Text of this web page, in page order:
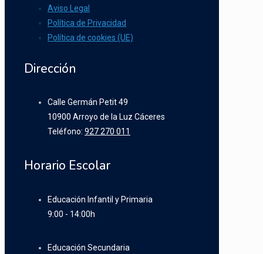
Aviso Legal
Política de Privacidad
Política de cookies (UE)
Dirección
Calle Germán Petit 49
10900 Arroyo de la Luz Cáceres
Teléfono: 927 270 011
Horario Escolar
Educación Infantil y Primaria
9:00 - 14:00h
Educación Secundaria